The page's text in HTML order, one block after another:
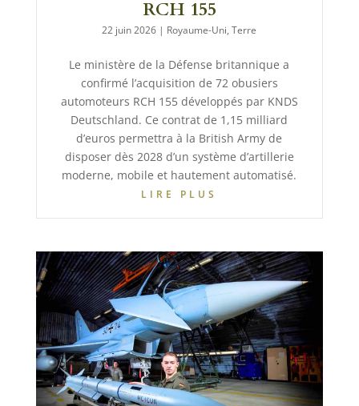
RCH 155
22 juin 2026 | Royaume-Uni,Terre
Le ministère de la Défense britannique a
confirmé l’acquisition de 72 obusiers
automoteurs RCH 155 développés par KNDS
Deutschland. Ce contrat de 1,15 milliard
d’euros permettra à la British Army de
disposer dès 2028 d’un système d’artillerie
moderne, mobile et hautement automatisé.
LIRE PLUS